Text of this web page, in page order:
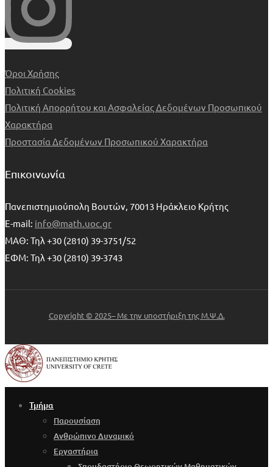
Όροι Χρήσης
Πολιτική Cookies
Πολιτική Απορρήτου και Ασφαλείας Δεδομένων Προσωπικού
Χαρακτήρα
Προστασία Δεδομένων Προσωπικού Χαρακτήρα
Επικοινωνία
Πανεπιστημιούπολη Βουτών, 70013 Ηράκλειο Κρήτης
E-mail: info@math.uoc.gr
ΜΑΘ: Τηλ +30 (2810) 39-3751/52
ΕΦΜ: Τηλ +30 (2810) 39-3743
Copyright © 2025– Με την υποστήριξη της Μ.Ψ.Δ.
Τμήμα
Παρουσίαση
Ανθρώπινο Δυναμικό
Εργαστήρια